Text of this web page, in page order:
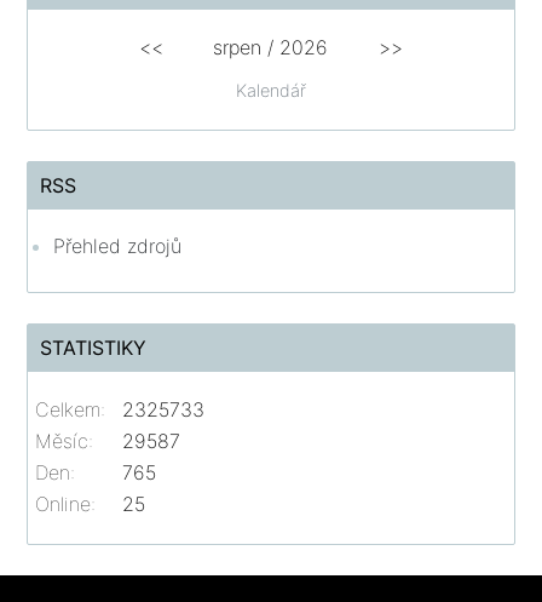
Kalendář
<< srpen / 2026 >>
RSS
Přehled zdrojů
STATISTIKY
Online: 25
Celkem:
2325733
Měsíc:
29587
Den:
765